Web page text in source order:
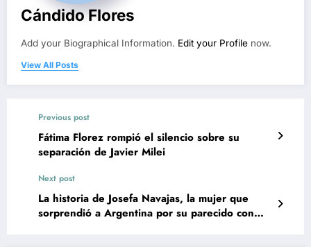
Cándido Flores
Add your Biographical Information. Edit your Profile now.
View All Posts
Previous post
Fátima Florez rompió el silencio sobre su
separación de Javier Milei
Next post
La historia de Josefa Navajas, la mujer que
sorprendió a Argentina por su parecido con